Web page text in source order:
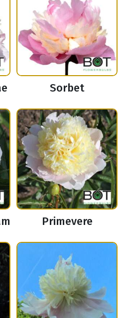
Sorbet
Primevere